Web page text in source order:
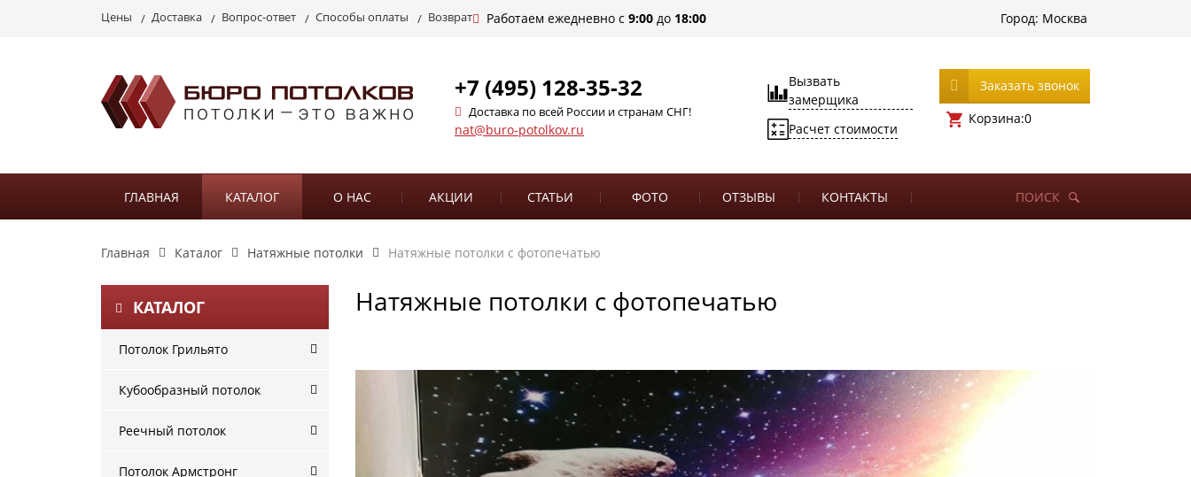
Работаем ежедневно с 9:00 до 18:00 Город: Москва
Цены Доставка Вопрос-ответ Способы оплаты Возврат
+7 (495) 128-35-32
Доставка по всей России и странам СНГ!
nat@buro-potolkov.ru
Вызвать
замерщика
Расчет стоимости
Заказать звонок
Корзина:0
ГЛАВНАЯ КАТАЛОГ О НАС АКЦИИ СТАТЬИ ФОТО ОТЗЫВЫ КОНТАКТЫ ПОИСК
Главная Каталог Натяжные потолки Натяжные потолки с фотопечатью
КАТАЛОГ
Потолок Грильято
Кубообразный потолок
Реечный потолок
Потолок Армстронг
Натяжные потолки с фотопечатью